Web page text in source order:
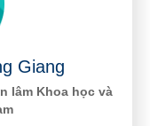
Giang
lâm Khoa học và